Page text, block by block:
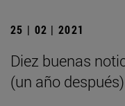
25 | 02 | 2021
Diez buenas
(un año después)